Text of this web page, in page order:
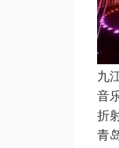
九
音
折
青